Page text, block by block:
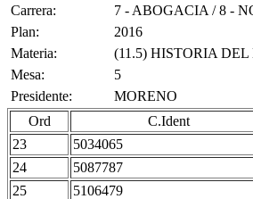
Carrera:
7 - ABOGACIA / 8 -
Plan:
2016
Materia:
(11.5) HISTORIA DEL
Mesa:
5
Presidente:
MORENO
Ord
C.Ident
23
5034065
24 5087787
25 5106479